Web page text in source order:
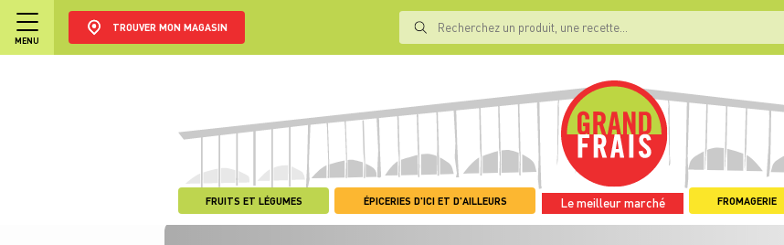
MENU
TROUVER MON MAGASIN
FRUITS ET LÉGUMES ÉPICERIES D'ICI ET D'AILLEURS Le meilleur marché FROMAGERIE